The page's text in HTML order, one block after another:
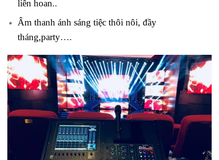
liên hoan..
Âm thanh ánh sáng tiệc thôi nôi, đầy
tháng,party….